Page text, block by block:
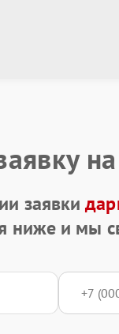
заявки
ниже и мы